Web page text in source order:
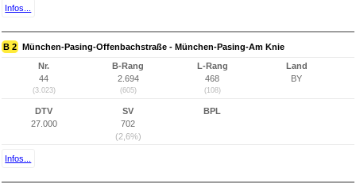
Infos...
B 2 München-Pasing-Offenbachstraße - München-Pasing-Am Knie
Nr.
44
(3.023)
B-Rang
2.694
(605)
L-Rang
468
(108)
Land
BY
DTV
27.000
SV
702
(2,6%)
BPL
Infos...